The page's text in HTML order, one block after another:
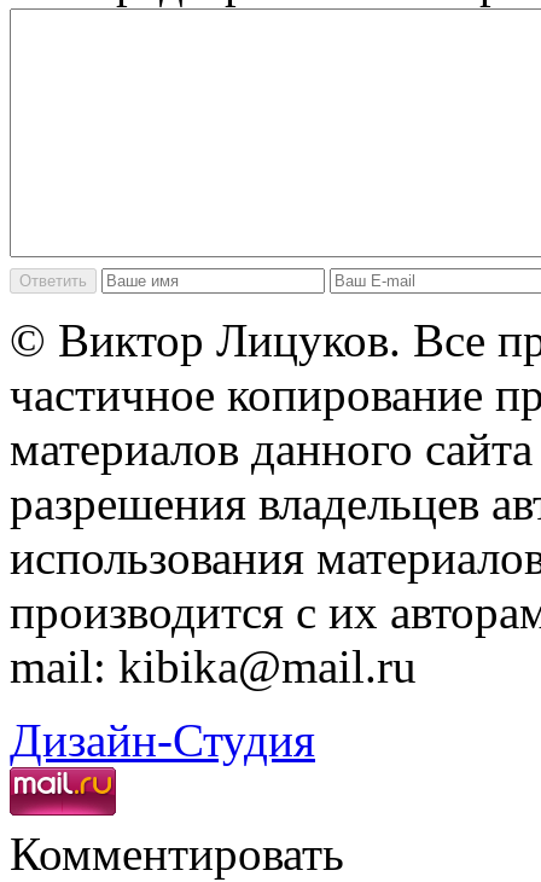
© Виктор Лицуков. Все
частичное копирование
материалов данного
разрешения владельцев
использования
производится с их
mail: kibika@mail.ru
Дизайн-Студия
Комментировать